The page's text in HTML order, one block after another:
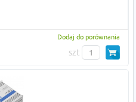
Dodaj do porównania
szt